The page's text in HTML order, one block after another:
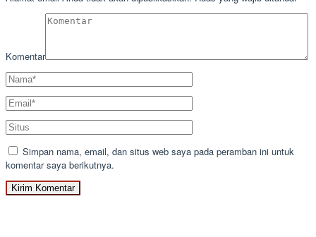
Komentar
Simpan nama, email, dan situs web saya pada peramban ini untuk
komentar saya berikutnya.